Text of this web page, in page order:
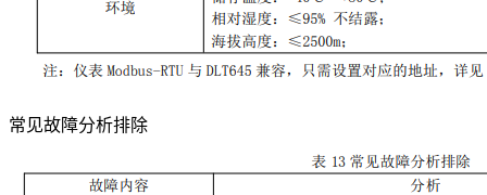
常见故障分析排除